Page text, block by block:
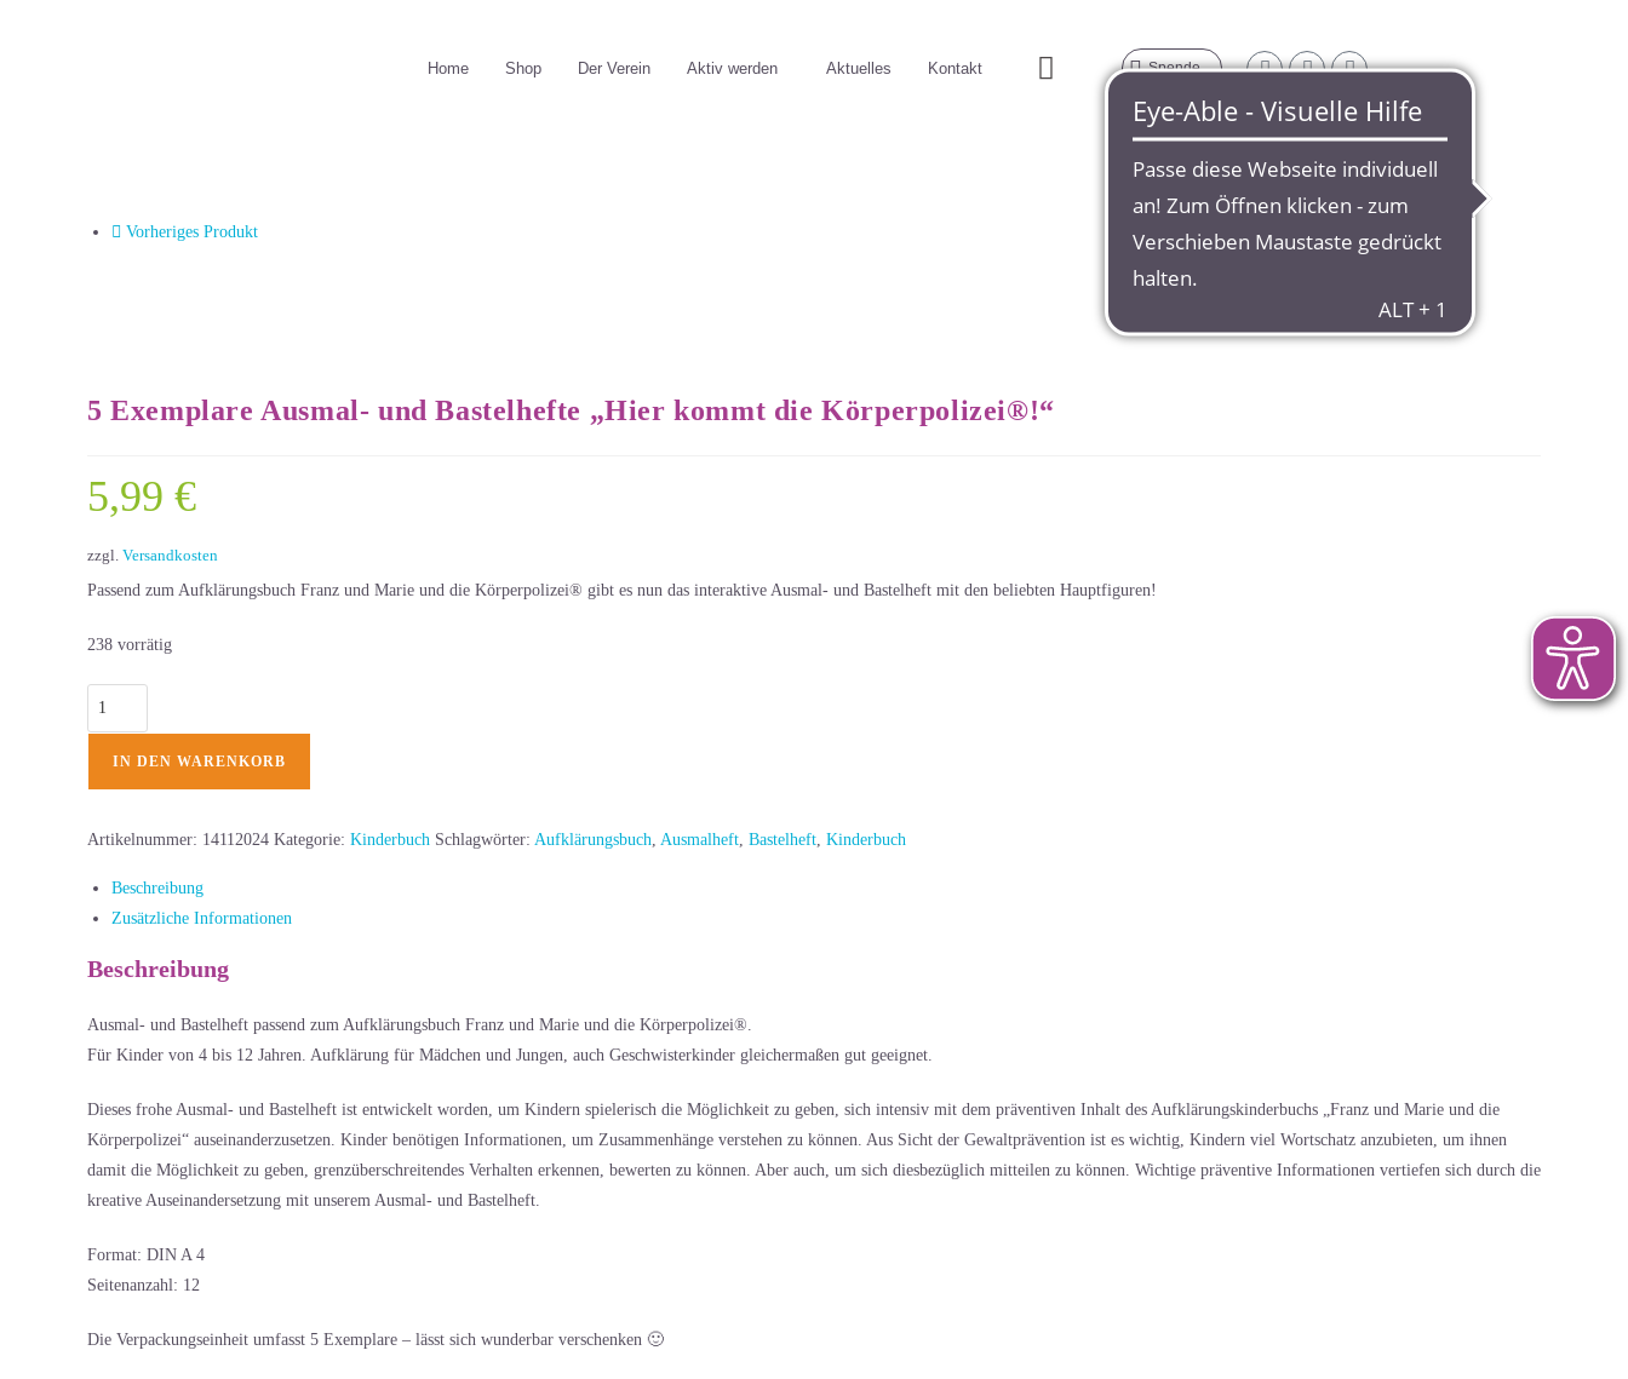
Home Shop Der Verein Aktiv werden Aktuelles Kontakt Spende
Vorheriges Produkt
5 Exemplare Ausmal- und Bastelhefte „Hier kommt die Körperpolizei®!“
5,99 €
zzgl. Versandkosten
Passend zum Aufklärungsbuch Franz und Marie und die Körperpolizei® gibt es nun das interaktive Ausmal- und Bastelheft mit den beliebten Hauptfiguren!
238 vorrätig
IN DEN WARENKORB
Artikelnummer: 14112024 Kategorie: Kinderbuch Schlagwörter: Aufklärungsbuch Ausmalheft Bastelheft Kinderbuch
Beschreibung
Zusätzliche Informationen
Beschreibung
Ausmal- und Bastelheft passend zum Aufklärungsbuch Franz und Marie und die Körperpolizei®.
Für Kinder von 4 bis 12 Jahren. Aufklärung für Mädchen und Jungen, auch Geschwisterkinder gleichermaßen gut geeignet.
Dieses frohe Ausmal- und Bastelheft ist entwickelt worden, um Kindern spielerisch die Möglichkeit zu geben, sich intensiv mit dem präventiven Inhalt des Aufklärungskinderbuchs „Franz und Marie und die
Körperpolizei“ auseinanderzusetzen. Kinder benötigen Informationen, um Zusammenhänge verstehen zu können. Aus Sicht der Gewaltprävention ist es wichtig, Kindern viel Wortschatz anzubieten, um ihnen
damit die Möglichkeit zu geben, grenzüberschreitendes Verhalten erkennen, bewerten zu können. Aber auch, um sich diesbezüglich mitteilen zu können. Wichtige präventive Informationen vertiefen sich durch die
kreative Auseinandersetzung mit unserem Ausmal- und Bastelheft.
Format: DIN A 4
Seitenanzahl: 12
Die Verpackungseinheit umfasst 5 Exemplare – lässt sich wunderbar verschenken 🙂